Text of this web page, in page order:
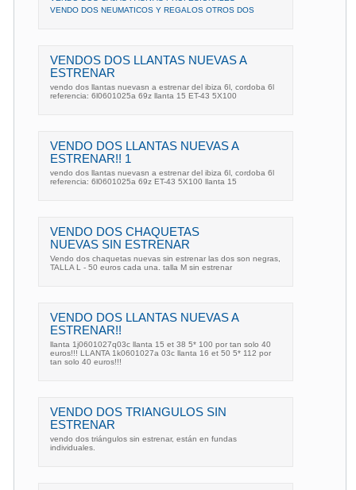
VENDO DOS NEUMATICOS Y REGALOS OTROS DOS
VENDOS DOS LLANTAS NUEVAS A
ESTRENAR
vendo dos llantas nuevasn a estrenar del ibiza 6l, cordoba 6l
referencia: 6l0601025a 69z llanta 15 ET-43 5X100
VENDO DOS LLANTAS NUEVAS A
ESTRENAR!! 1
vendo dos llantas nuevasn a estrenar del ibiza 6l, cordoba 6l
referencia: 6l0601025a 69z ET-43 5X100 llanta 15
VENDO DOS CHAQUETAS
NUEVAS SIN ESTRENAR
Vendo dos chaquetas nuevas sin estrenar las dos son negras,
TALLA L - 50 euros cada una. talla M sin estrenar
VENDO DOS LLANTAS NUEVAS A
ESTRENAR!!
llanta 1j0601027q03c llanta 15 et 38 5* 100 por tan solo 40
euros!!! LLANTA 1k0601027a 03c llanta 16 et 50 5* 112 por
tan solo 40 euros!!!
VENDO DOS TRIANGULOS SIN
ESTRENAR
vendo dos triángulos sin estrenar, están en fundas
individuales.